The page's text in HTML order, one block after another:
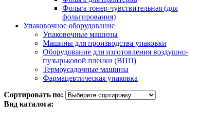
Фольга тонер-чувствительная (для
фольгирования)
Упаковочное оборудование
Упаковочные машины
Машины для производства упаковки
Оборудование для изготовления воздушно-
пузырьковой пленки (ВПП)
Термоусадочные машины
Фармацевтическая упаковка
Сортировать по:
Вид каталога: